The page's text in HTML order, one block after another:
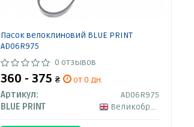
Пасок велоклиновий BLUE PRINT
AD06R975
0 отзывов
360 - 375₴
от 0 дн.
Артикул:
AD06R975
BLUE PRINT
Великобритания